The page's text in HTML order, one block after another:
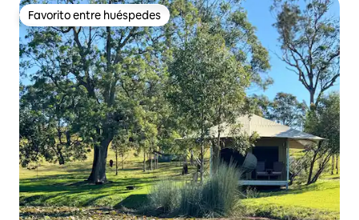
Favorito entre huéspedes
Favorito entre huéspedes